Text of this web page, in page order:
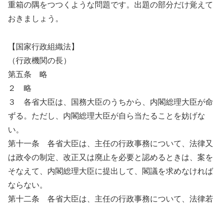
重箱の隅をつつくような問題です。出題の部分だけ覚えて
おきましょう。
【国家行政組織法】
（行政機関の長）
第五条 略
２ 略
３ 各省大臣は、国務大臣のうちから、内閣総理大臣が命
ずる。ただし、内閣総理大臣が自ら当たることを妨げな
い。
第十一条 各省大臣は、主任の行政事務について、法律又
は政令の制定、改正又は廃止を必要と認めるときは、案を
そなえて、内閣総理大臣に提出して、閣議を求めなければ
ならない。
第十二条 各省大臣は、主任の行政事務について、法律若